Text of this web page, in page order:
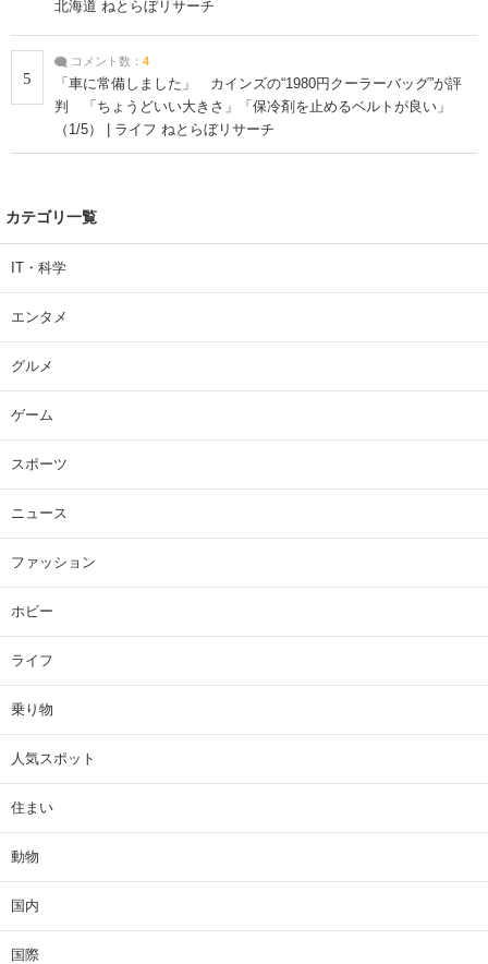
北海道 ねとらぼリサーチ
5
コメント数： 4
「車に常備しました」 カインズの“1980円クーラーバッグ”が評
判 「ちょうどいい大きさ」「保冷剤を止めるベルトが良い」
（1/5） | ライフ ねとらぼリサーチ
カテゴリ一覧
IT・科学
エンタメ
グルメ
ゲーム
スポーツ
ニュース
ファッション
ホビー
ライフ
乗り物
人気スポット
住まい
動物
国内
国際